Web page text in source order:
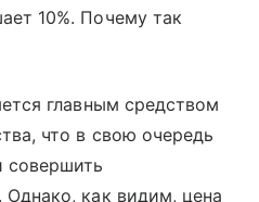
10%. Почему так
главным средством
что в свою очередь
совершить
как видим, цена